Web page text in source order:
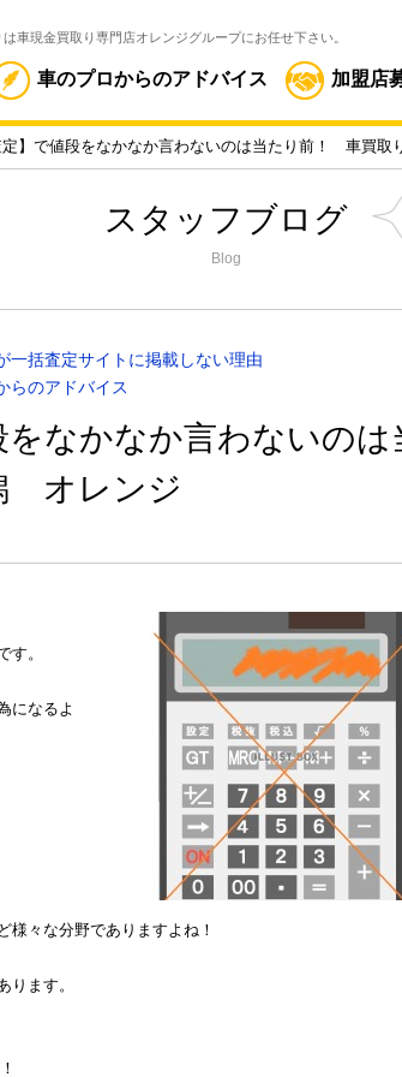
車現金買取り専門店オレンジグループにお任せ下さい。
車のプロからのアドバイス 加盟店
定】で値段をなかなか言わないのは当たり前！ 車買
スタッフブログ
Blog
一括査定サイトに掲載しない理由
らのアドバイス
をなかなか言わないのは
オレンジ
す。
になるよ
様々な分野でありますよね！
ります。